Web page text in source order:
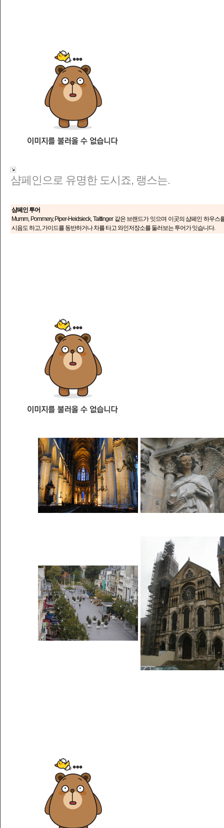
샴페인으로 유명한 도시죠, 랭스는.
샴페인 투어
Mumm, Pommery, Piper-Heidsieck, Taittinger 같은 브랜드가 잇으며 이곳의 샴페인 하우
시음도 하고, 가이드를 동반하거나 차를 타고 와인저장소를 둘러보는 투어가 잇습니다.